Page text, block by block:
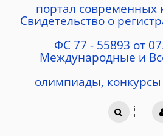
портал современных
Cвидетельство о
ФС 77 - 55893 от
Международные и
олимпиады,